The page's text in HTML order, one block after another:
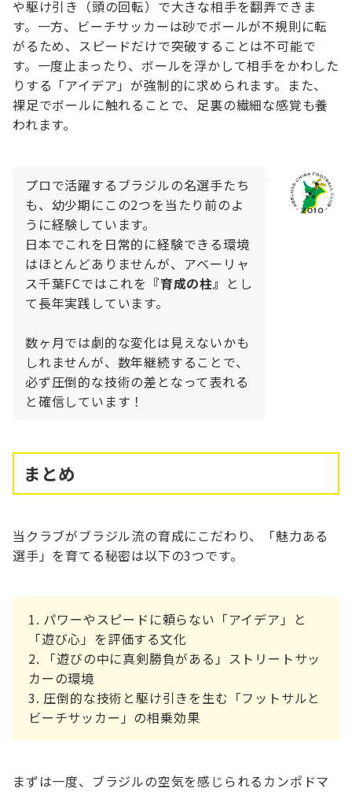
や駆け引き（頭の回転）で大きな相手を翻弄できま
す。一方、ビーチサッカーは砂でボールが不規則に転
がるため、スピードだけで突破することは不可能で
す。一度止まったり、ボールを浮かして相手をかわした
りする「アイデア」が強制的に求められます。また、
裸足でボールに触れることで、足裏の繊細な感覚も養
われます。
プロで活躍するブラジルの名選手たち
も、幼少期にこの2つを当たり前のよ
うに経験しています。
日本でこれを日常的に経験できる環境
はほとんどありませんが、アベーリャ
ス千葉FCではこれを 『育成の柱』 とし
て長年実践しています。
数ヶ月では劇的な変化は見えないかも
しれませんが、数年継続することで、
必ず圧倒的な技術の差となって表れる
と確信しています！
まとめ
当クラブがブラジル流の育成にこだわり、「魅力ある
選手」を育てる秘密は以下の3つです。
パワーやスピードに頼らない「アイデア」と
「遊び心」を評価する文化
「遊びの中に真剣勝負がある」ストリートサッ
カーの環境
圧倒的な技術と駆け引きを生む「フットサルと
ビーチサッカー」の相乗効果
まずは一度、ブラジルの空気を感じられるカンポドマ